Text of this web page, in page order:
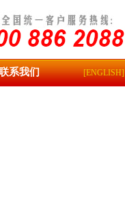
系我们 [ENGLISH]